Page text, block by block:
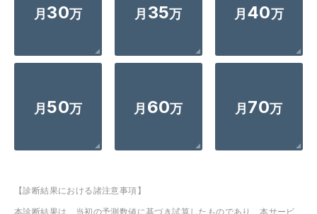
月 30万 月 35万 月 40万
月 50万 月 60万 月 70万
【診断結果における諸注意事項】
本診断結果は、当初の予測数値に基づき試算したものであり、本サービ